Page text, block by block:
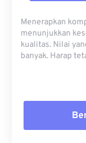
Menerapkan
menunjukkan
kualitas. Nilai
banyak. Harap